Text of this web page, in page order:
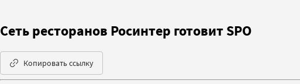
Сеть ресторанов Росинтер готовит SPO
Копировать ссылку